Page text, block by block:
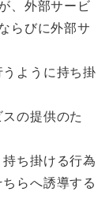
、外部サービ
らびに外部サ
ように持ち掛
の提供のた
ち掛ける行為
らへ誘導する